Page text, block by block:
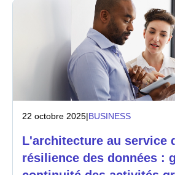
Industrie manufacturière
Assurance
Télécommunications
Technologie
Secteur public
Santé
22 octobre 2025|BUSINESS
L'architecture au service
résilience des données :